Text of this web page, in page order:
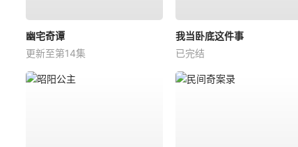
幽宅奇谭
更新至第14集
我当卧底这件事
已完结